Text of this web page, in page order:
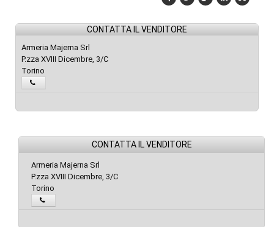
CONTATTA IL VENDITORE
Armeria Majerna Srl
P.zza XVIII Dicembre, 3/C
Torino
CONTATTA IL VENDITORE
Armeria Majerna Srl
P.zza XVIII Dicembre, 3/C
Torino